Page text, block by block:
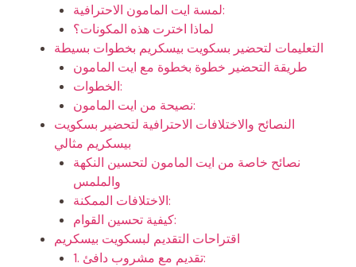
لمسة ايت المامون الاحترافية:
لماذا اخترت هذه المكونات؟
التعليمات لتحضير بسكويت بيسكريم بخطوات بسيطة
طريقة التحضير خطوة بخطوة مع ايت المامون
الخطوات:
نصيحة من ايت المامون:
النصائح والاختلافات الاحترافية لتحضير بسكويت
بيسكريم مثالي
نصائح خاصة من ايت المامون لتحسين النكهة
والملمس
الاختلافات الممكنة:
كيفية تحسين القوام:
اقتراحات التقديم لبسكويت بيسكريم
1. تقديم مع مشروب دافئ: